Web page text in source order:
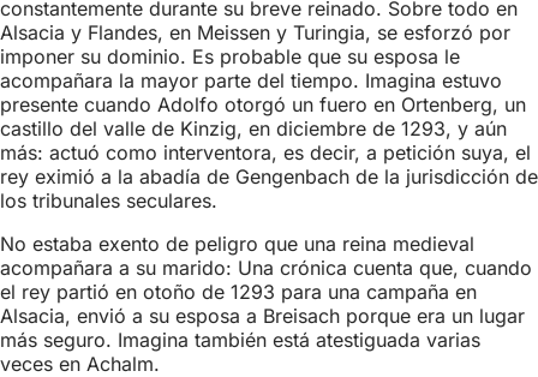
constantemente durante su breve reinado. Sobre todo en
Alsacia y Flandes, en Meissen y Turingia, se esforzó por
imponer su dominio. Es probable que su esposa le
acompañara la mayor parte del tiempo. Imagina estuvo
presente cuando Adolfo otorgó un fuero en Ortenberg, un
castillo del valle de Kinzig, en diciembre de 1293, y aún
más: actuó como interventora, es decir, a petición suya, el
rey eximió a la abadía de Gengenbach de la jurisdicción de
los tribunales seculares.
No estaba exento de peligro que una reina medieval
acompañara a su marido: Una crónica cuenta que, cuando
el rey partió en otoño de 1293 para una campaña en
Alsacia, envió a su esposa a Breisach porque era un lugar
más seguro. Imagina también está atestiguada varias
veces en Achalm.